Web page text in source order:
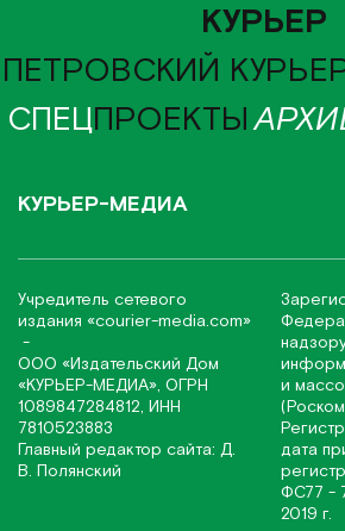
КУРЬЕР
ПЕТРОВСКИЙ
СПЕЦПРОЕКТЫ
КУРЬЕР-МЕДИА
Учредитель сетевого
издания «соurier-media.com»
-
ООО «Издательский Дом
«КУРЬЕР-МЕДИА», ОГРН
1089847284812, ИНН
7810523883
Главный редактор сайта: Д.
В. Полянский
и
дата
ФС77 -
2019 г.